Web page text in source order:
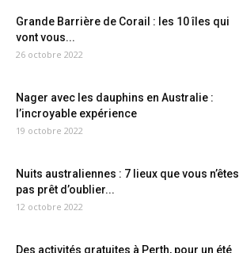
Grande Barrière de Corail : les 10 îles qui
vont vous...
26 octobre 2022
Nager avec les dauphins en Australie :
l’incroyable expérience
19 octobre 2022
Nuits australiennes : 7 lieux que vous n’êtes
pas prêt d’oublier...
12 octobre 2022
Des activités gratuites à Perth, pour un été